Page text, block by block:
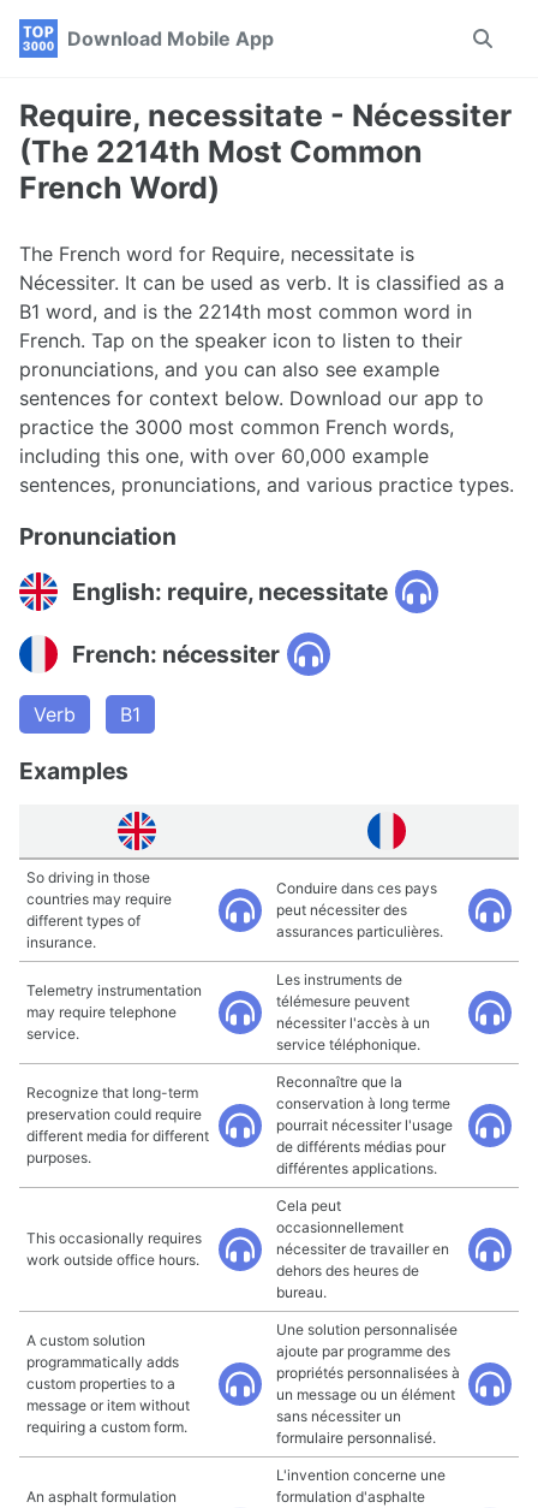
Skip
navigation
Skip
Skip
Download Mobile App
Toggle
Require, necessitate - Nécessiter
(The 2214th Most Common
French Word)
The French word for Require, necessitate is
Nécessiter. It can be used as verb. It is classified as a
B1 word, and is the 2214th most common word in
French. Tap on the speaker icon to listen to their
pronunciations, and you can also see example
sentences for context below. Download our app to
practice the 3000 most common French words,
including this one, with over 60,000 example
sentences, pronunciations, and various practice types.
Pronunciation
English: require, necessitate
French: nécessiter
Verb B1
Examples
So driving in those
countries may require
different types of
insurance.
Conduire dans ces pays
peut nécessiter des
assurances particulières.
Telemetry instrumentation
may require telephone
service.
Les instruments de
télémesure peuvent
nécessiter l'accès à un
service téléphonique.
Recognize that long-term
preservation could require
different media for different
purposes.
Reconnaître que la
conservation à long terme
pourrait nécessiter l'usage
de différents médias pour
différentes applications.
This occasionally requires
work outside office hours.
Cela peut
occasionnellement
nécessiter de travailler en
dehors des heures de
bureau.
A custom solution
programmatically adds
custom properties to a
message or item without
requiring a custom form.
Une solution personnalisée
ajoute par programme des
propriétés personnalisées à
un message ou un élément
sans nécessiter un
formulaire personnalisé.
An asphalt formulation
L'invention concerne une
formulation d'asphalte